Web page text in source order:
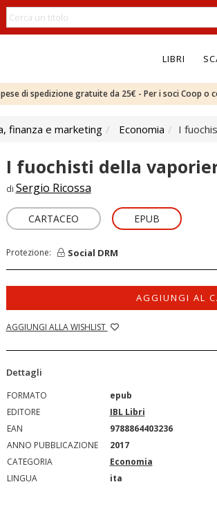
LIBRI
di spedizione gratuite da 25€ - Per i soci Coop
finanza e marketing Economia I
I fuochisti della
di Sergio Ricossa
CARTACEO EPUB
Protezione: Social DRM
AGGIUNGI AL
AGGIUNGI ALLA WISHLIST
Dettagli
FORMATO
epub
EDITORE
IBL Libri
EAN
9788864403236
ANNO PUBBLICAZIONE
2017
CATEGORIA
Economia
LINGUA
ita